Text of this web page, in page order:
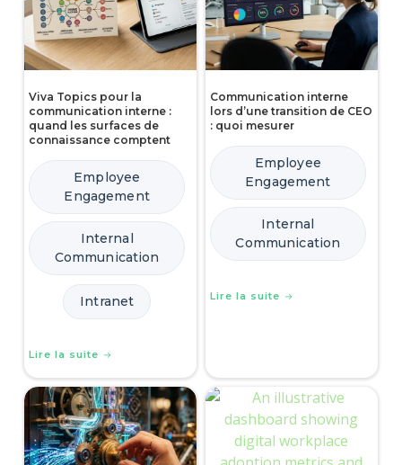
Viva Topics pour la
communication interne :
quand les surfaces de
connaissance comptent
Employee
Engagement
Internal
Communication
Intranet
Lire la suite
Communication interne
lors d’une transition de CEO
: quoi mesurer
Employee
Engagement
Internal
Communication
Lire la suite